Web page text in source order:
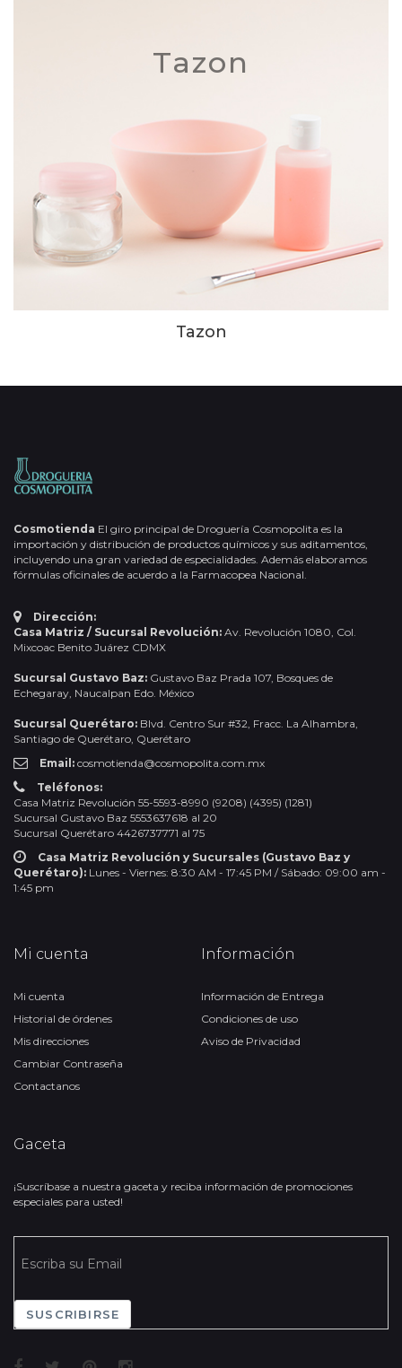
Tazon
Tazon
Cosmotienda El giro principal de Droguería Cosmopolita es la
importación y distribución de productos químicos y sus aditamentos,
incluyendo una gran variedad de especialidades. Además elaboramos
fórmulas oficinales de acuerdo a la Farmacopea Nacional.
Dirección:
Casa Matriz / Sucursal Revolución: Av. Revolución 1080, Col.
Mixcoac Benito Juárez CDMX
Sucursal Gustavo Baz: Gustavo Baz Prada 107, Bosques de
Echegaray, Naucalpan Edo. México
Sucursal Querétaro: Blvd. Centro Sur #32, Fracc. La Alhambra,
Santiago de Querétaro, Querétaro
Email: cosmotienda@cosmopolita.com.mx
Teléfonos:
Casa Matriz Revolución 55-5593-8990 (9208) (4395) (1281)
Sucursal Gustavo Baz 5553637618 al 20
Sucursal Querétaro 4426737771 al 75
Casa Matriz Revolución y Sucursales (Gustavo Baz y
Querétaro): Lunes - Viernes: 8:30 AM - 17:45 PM / Sábado: 09:00 am -
1:45 pm
Mi cuenta
Mi cuenta
Historial de órdenes
Mis direcciones
Cambiar Contraseña
Contactanos
Información
Información de Entrega
Condiciones de uso
Aviso de Privacidad
Gaceta
¡Suscríbase a nuestra gaceta y reciba información de promociones
especiales para usted!
SUSCRIBIRSE